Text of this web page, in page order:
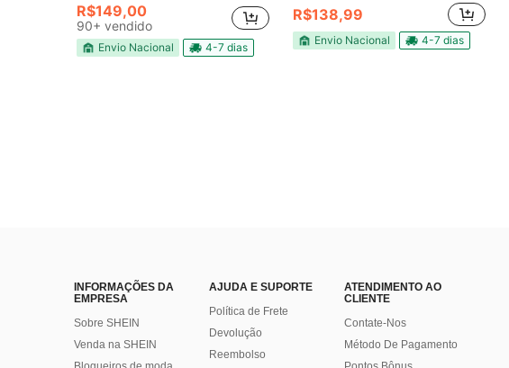
R$149,00
90+ vendido
Envio Nacional 4-7 dias
R$138,99
Envio Nacional 4-7 dias
INFORMAÇÕES DA
EMPRESA
Sobre SHEIN
Venda na SHEIN
AJUDA E SUPORTE
Política de Frete
Devolução
Reembolso
ATENDIMENTO AO
CLIENTE
Contate-Nos
Método De Pagamento